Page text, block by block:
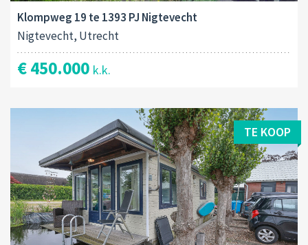
Klompweg 19 te 1393 PJ Nigtevecht
Nigtevecht, Utrecht
€ 450.000 k.k.
TE KOOP